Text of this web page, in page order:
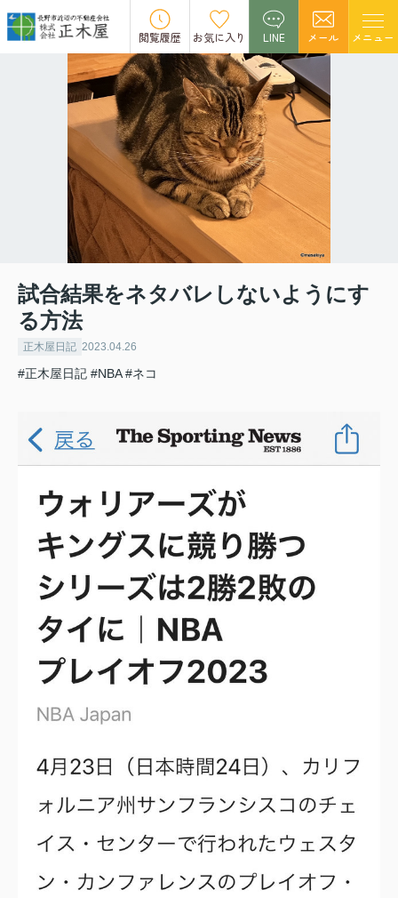
閲覧履歴 お気に入り LINE メール メニュー
試合結果をネタバレしないようにす
る方法
正木屋日記 2023.04.26
#正木屋日記 #NBA #ネコ